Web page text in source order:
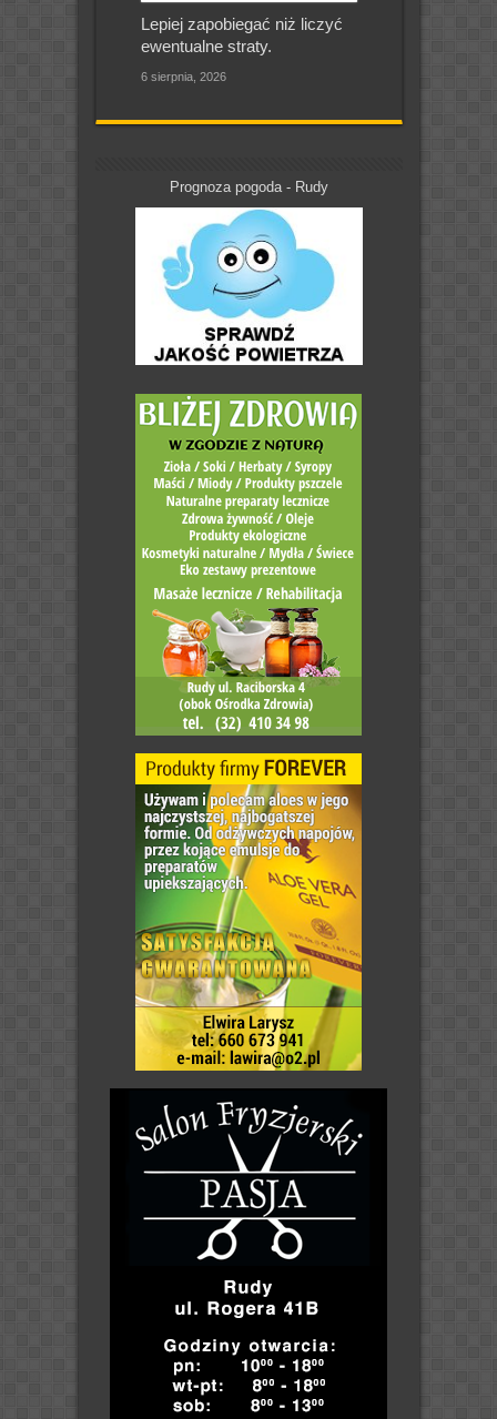
Lepiej zapobiegać niż liczyć
ewentualne straty.
6 sierpnia, 2026
Prognoza pogoda - Rudy